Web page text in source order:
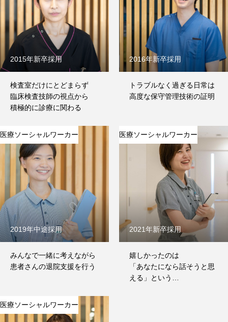
応募・問合せ
公式サイト
About
特集
2015年新卒採用
検査室だけにとどまらず
臨床検査技師の視点から
積極的に診療に関わる
2016年新卒採用
トラブルなく過ぎる日常は
高度な保守管理技術の証明
医療ソーシャルワーカー
2019年中途採用
みんなで一緒に考えながら
患者さんの退院支援を行う
医療ソーシャルワーカー
2021年新卒採用
嬉しかったのは
「あなたになら話そうと思
える」という
医療ソーシャルワーカー